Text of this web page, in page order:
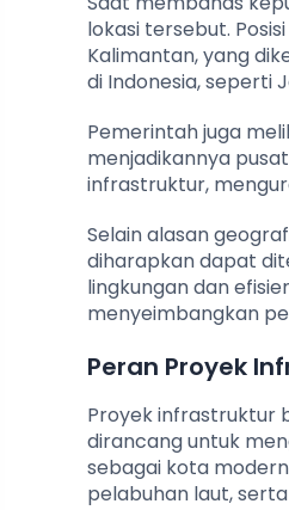
lokasi tersebut.
Kalimantan, yang
di Indonesia, seperti
Pemerintah juga
menjadikannya
infrastruktur,
Selain alasan
diharapkan dapat
lingkungan dan
menyeimbangkan
Peran Proyek
Proyek infrastruktur
dirancang untuk
sebagai kota
pelabuhan laut,